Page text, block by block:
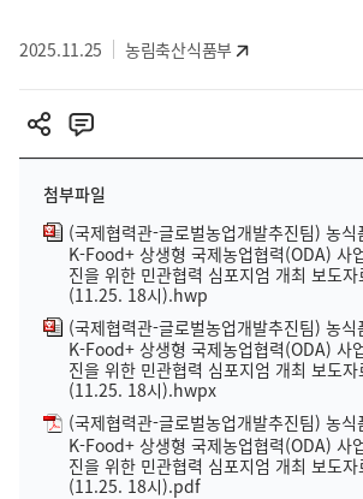
2025.11.25 농림축산식품부
첨부파일
(국제협력관-글로벌농업개발추진팀) 농식
K-Food+ 상생형 국제농업협력(ODA) 사
진을 위한 민관협력 심포지엄 개최 보도자
(11.25. 18시).hwp
(국제협력관-글로벌농업개발추진팀) 농식
K-Food+ 상생형 국제농업협력(ODA) 사
진을 위한 민관협력 심포지엄 개최 보도자
(11.25. 18시).hwpx
(국제협력관-글로벌농업개발추진팀) 농식
K-Food+ 상생형 국제농업협력(ODA) 사
진을 위한 민관협력 심포지엄 개최 보도자
(11.25. 18시).pdf